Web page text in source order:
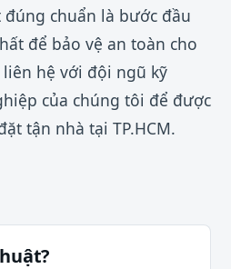
chuẩn là bước đầu
để bảo vệ an toàn cho
hệ với đội ngũ kỹ
của chúng tôi để được
tận nhà tại TP.HCM.